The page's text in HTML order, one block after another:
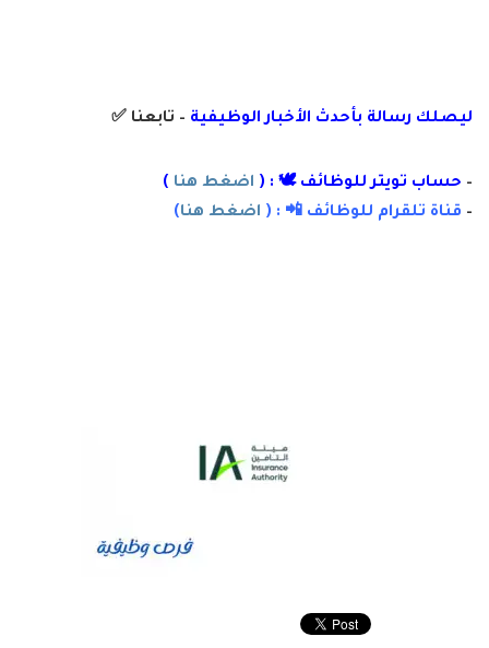
ليصلك رسالة بأحدث الأخبار الوظيفية – تابعنا ✅
– حساب تويتر للوظائف 🕊 : ( اضغط هنا )
– قناة تلقرام للوظائف 📲 : ( اضغط هنا)